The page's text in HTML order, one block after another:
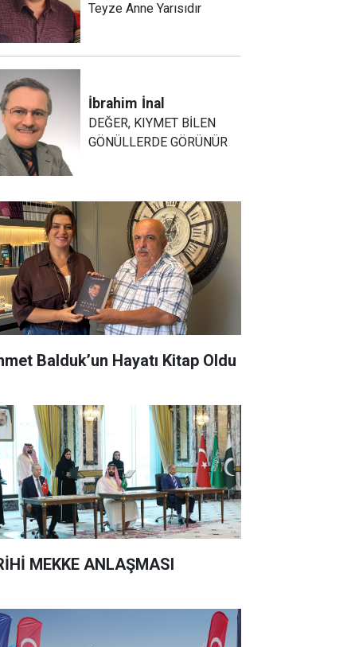
Teyze Anne Yarısıdır
İbrahim İnal
DEĞER, KIYMET BİLEN
GÖNÜLLERDE GÖRÜNÜR
Balduk’un Hayatı Kitap Oldu
MEKKE ANLAŞMASI